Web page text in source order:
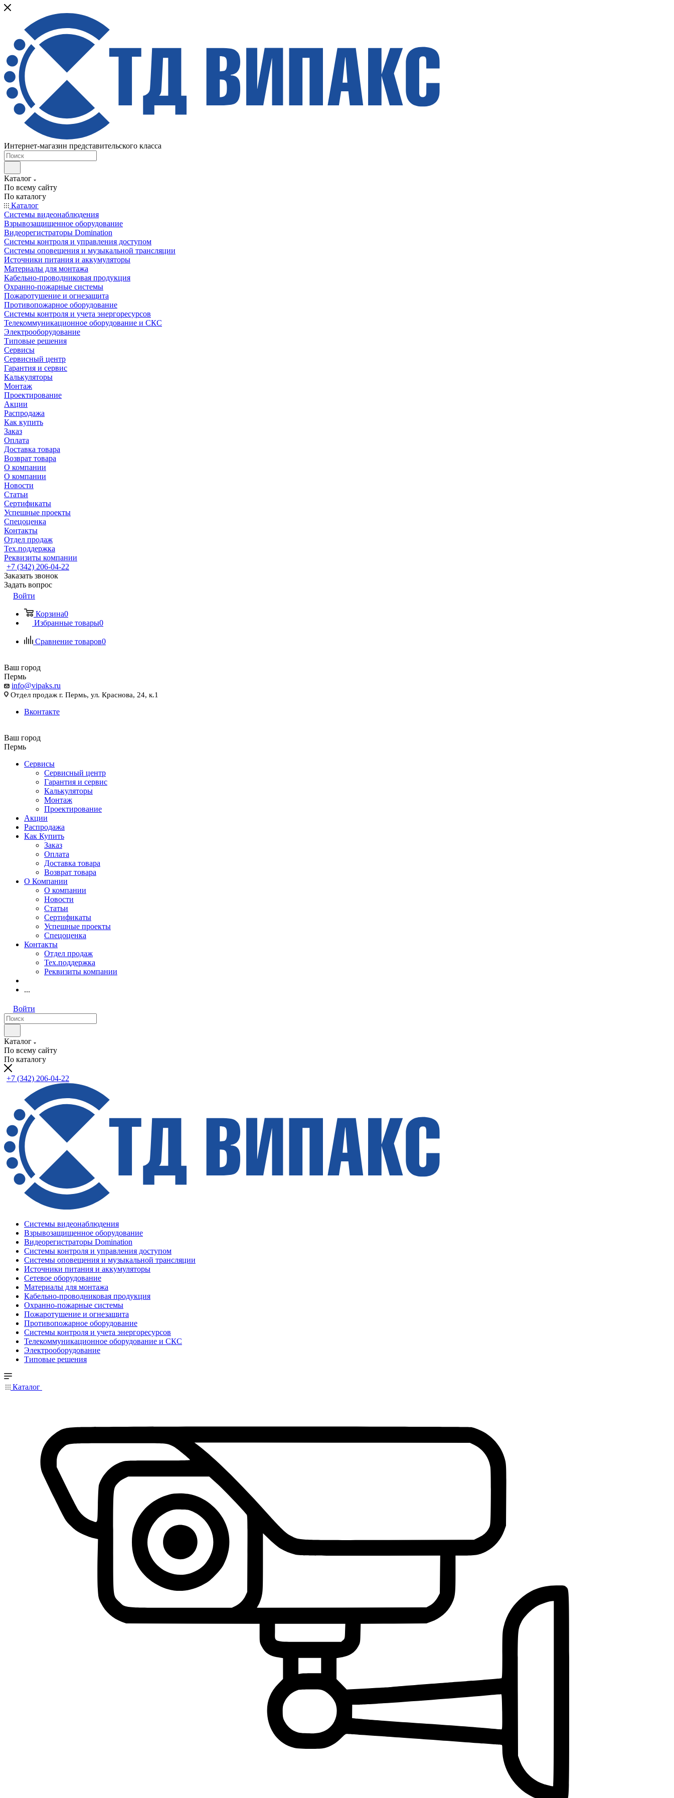
Интернет-магазин представительского класса
Каталог
По всему сайту
По каталогу
Каталог
Системы видеонаблюдения
Взрывозащищенное оборудование
Видеорегистраторы Domination
Системы контроля и управления доступом
Системы оповещения и музыкальной трансляции
Источники питания и аккумуляторы
Материалы для монтажа
Кабельно-проводниковая продукция
Охранно-пожарные системы
Пожаротушение и огнезащита
Противопожарное оборудование
Системы контроля и учета энергоресурсов
Телекоммуникационное оборудование и СКС
Электрооборудование
Типовые решения
Сервисы
Сервисный центр
Гарантия и сервис
Калькуляторы
Монтаж
Проектирование
Акции
Распродажа
Как купить
Заказ
Оплата
Доставка товара
Возврат товара
О компании
О компании
Новости
Статьи
Сертификаты
Успешные проекты
Спецоценка
Контакты
Отдел продаж
Тех.поддержка
Реквизиты компании
+7 (342) 206-04-22
Заказать звонок
Задать вопрос
Войти
Корзина0
Избранные товары0
Сравнение товаров0
Ваш город
Пермь
info@vipaks.ru
Отдел продаж г. Пермь, ул. Краснова, 24, к.1
Вконтакте
Ваш город
Пермь
Сервисы
Сервисный центр
Гарантия и сервис
Калькуляторы
Монтаж
Проектирование
Акции
Распродажа
Как Купить
Заказ
Оплата
Доставка товара
Возврат товара
О Компании
О компании
Новости
Статьи
Сертификаты
Успешные проекты
Спецоценка
Контакты
Отдел продаж
Тех.поддержка
Реквизиты компании
...
Войти
Каталог
По всему сайту
По каталогу
+7 (342) 206-04-22
Системы видеонаблюдения
Взрывозащищенное оборудование
Видеорегистраторы Domination
Системы контроля и управления доступом
Системы оповещения и музыкальной трансляции
Источники питания и аккумуляторы
Сетевое оборудование
Материалы для монтажа
Кабельно-проводниковая продукция
Охранно-пожарные системы
Пожаротушение и огнезащита
Противопожарное оборудование
Системы контроля и учета энергоресурсов
Телекоммуникационное оборудование и СКС
Электрооборудование
Типовые решения
Каталог